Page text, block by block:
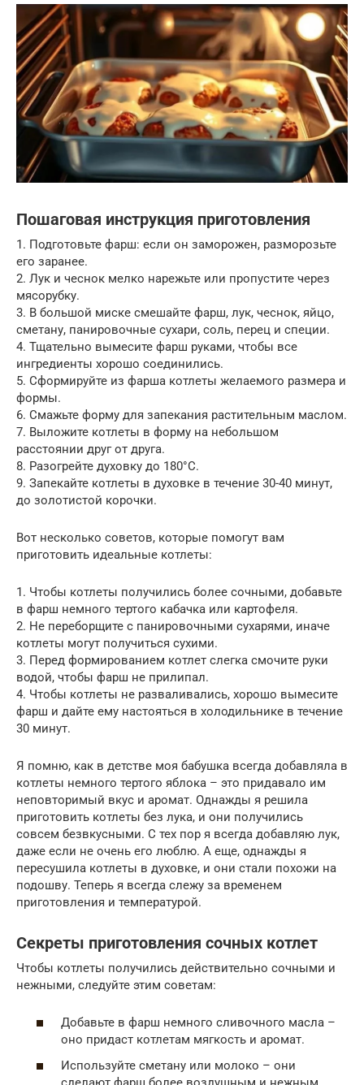
Пошаговая инструкция приготовления
1. Подготовьте фарш: если он заморожен, разморозьте
его заранее.
2. Лук и чеснок мелко нарежьте или пропустите через
мясорубку.
3. В большой миске смешайте фарш, лук, чеснок, яйцо,
сметану, панировочные сухари, соль, перец и специи.
4. Тщательно вымесите фарш руками, чтобы все
ингредиенты хорошо соединились.
5. Сформируйте из фарша котлеты желаемого размера и
формы.
6. Смажьте форму для запекания растительным маслом.
7. Выложите котлеты в форму на небольшом
расстоянии друг от друга.
8. Разогрейте духовку до 180°C.
9. Запекайте котлеты в духовке в течение 30-40 минут,
до золотистой корочки.
Вот несколько советов, которые помогут вам
приготовить идеальные котлеты:
1. Чтобы котлеты получились более сочными, добавьте
в фарш немного тертого кабачка или картофеля.
2. Не переборщите с панировочными сухарями, иначе
котлеты могут получиться сухими.
3. Перед формированием котлет слегка смочите руки
водой, чтобы фарш не прилипал.
4. Чтобы котлеты не разваливались, хорошо вымесите
фарш и дайте ему настояться в холодильнике в течение
30 минут.
Я помню, как в детстве моя бабушка всегда добавляла в
котлеты немного тертого яблока – это придавало им
неповторимый вкус и аромат. Однажды я решила
приготовить котлеты без лука, и они получились
совсем безвкусными. С тех пор я всегда добавляю лук,
даже если не очень его люблю. А еще, однажды я
пересушила котлеты в духовке, и они стали похожи на
подошву. Теперь я всегда слежу за временем
приготовления и температурой.
Секреты приготовления сочных котлет
Чтобы котлеты получились действительно сочными и
нежными, следуйте этим советам:
Добавьте в фарш немного сливочного масла –
оно придаст котлетам мягкость и аромат.
Используйте сметану или молоко – они